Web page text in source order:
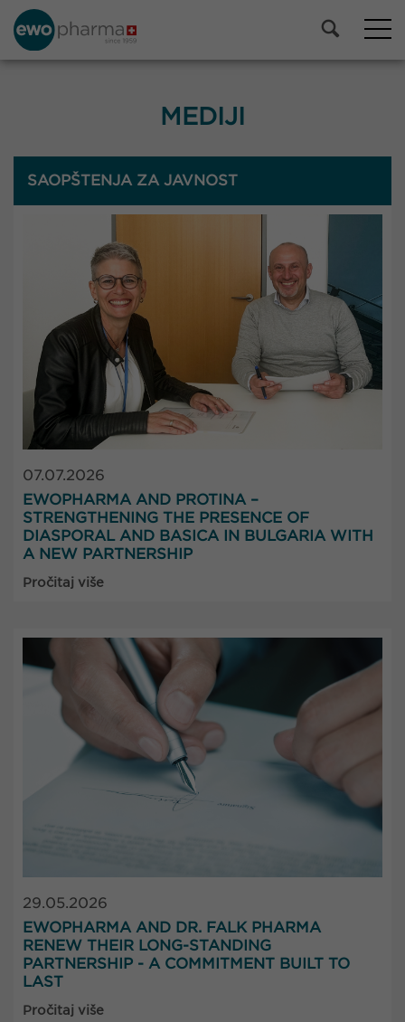
MEDIJI
SAOPŠTENJA ZA JAVNOST
07.07.2026
EWOPHARMA AND PROTINA –
STRENGTHENING THE PRESENCE OF
DIASPORAL AND BASICA IN BULGARIA WITH
A NEW PARTNERSHIP
Pročitaj više
29.05.2026
EWOPHARMA AND DR. FALK PHARMA
RENEW THEIR LONG-STANDING
PARTNERSHIP - A COMMITMENT BUILT TO
LAST
Pročitaj više